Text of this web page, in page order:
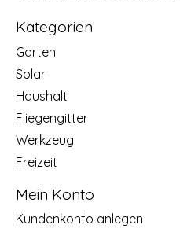
Kategorien
Garten
Solar
Haushalt
Fliegengitter
Werkzeug
Freizeit
Mein Konto
Kundenkonto anlegen